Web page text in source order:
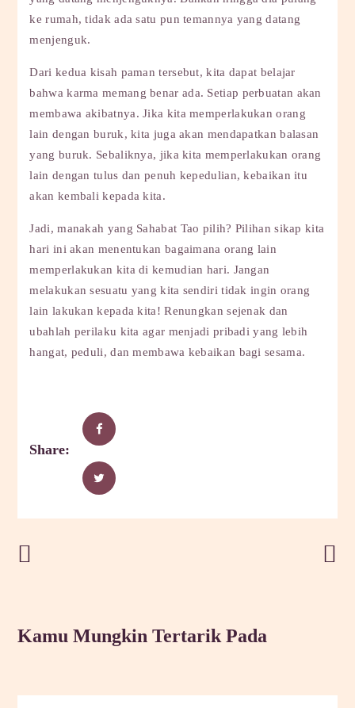
ke rumah, tidak ada satu pun temannya yang datang
menjenguk.
Dari kedua kisah paman tersebut, kita dapat belajar
bahwa karma memang benar ada. Setiap perbuatan akan
membawa akibatnya. Jika kita memperlakukan orang
lain dengan buruk, kita juga akan mendapatkan balasan
yang buruk. Sebaliknya, jika kita memperlakukan orang
lain dengan tulus dan penuh kepedulian, kebaikan itu
akan kembali kepada kita.
Jadi, manakah yang Sahabat Tao pilih? Pilihan sikap kita
hari ini akan menentukan bagaimana orang lain
memperlakukan kita di kemudian hari. Jangan
melakukan sesuatu yang kita sendiri tidak ingin orang
lain lakukan kepada kita! Renungkan sejenak dan
ubahlah perilaku kita agar menjadi pribadi yang lebih
hangat, peduli, dan membawa kebaikan bagi sesama.
Share:
Kamu Mungkin Tertarik Pada